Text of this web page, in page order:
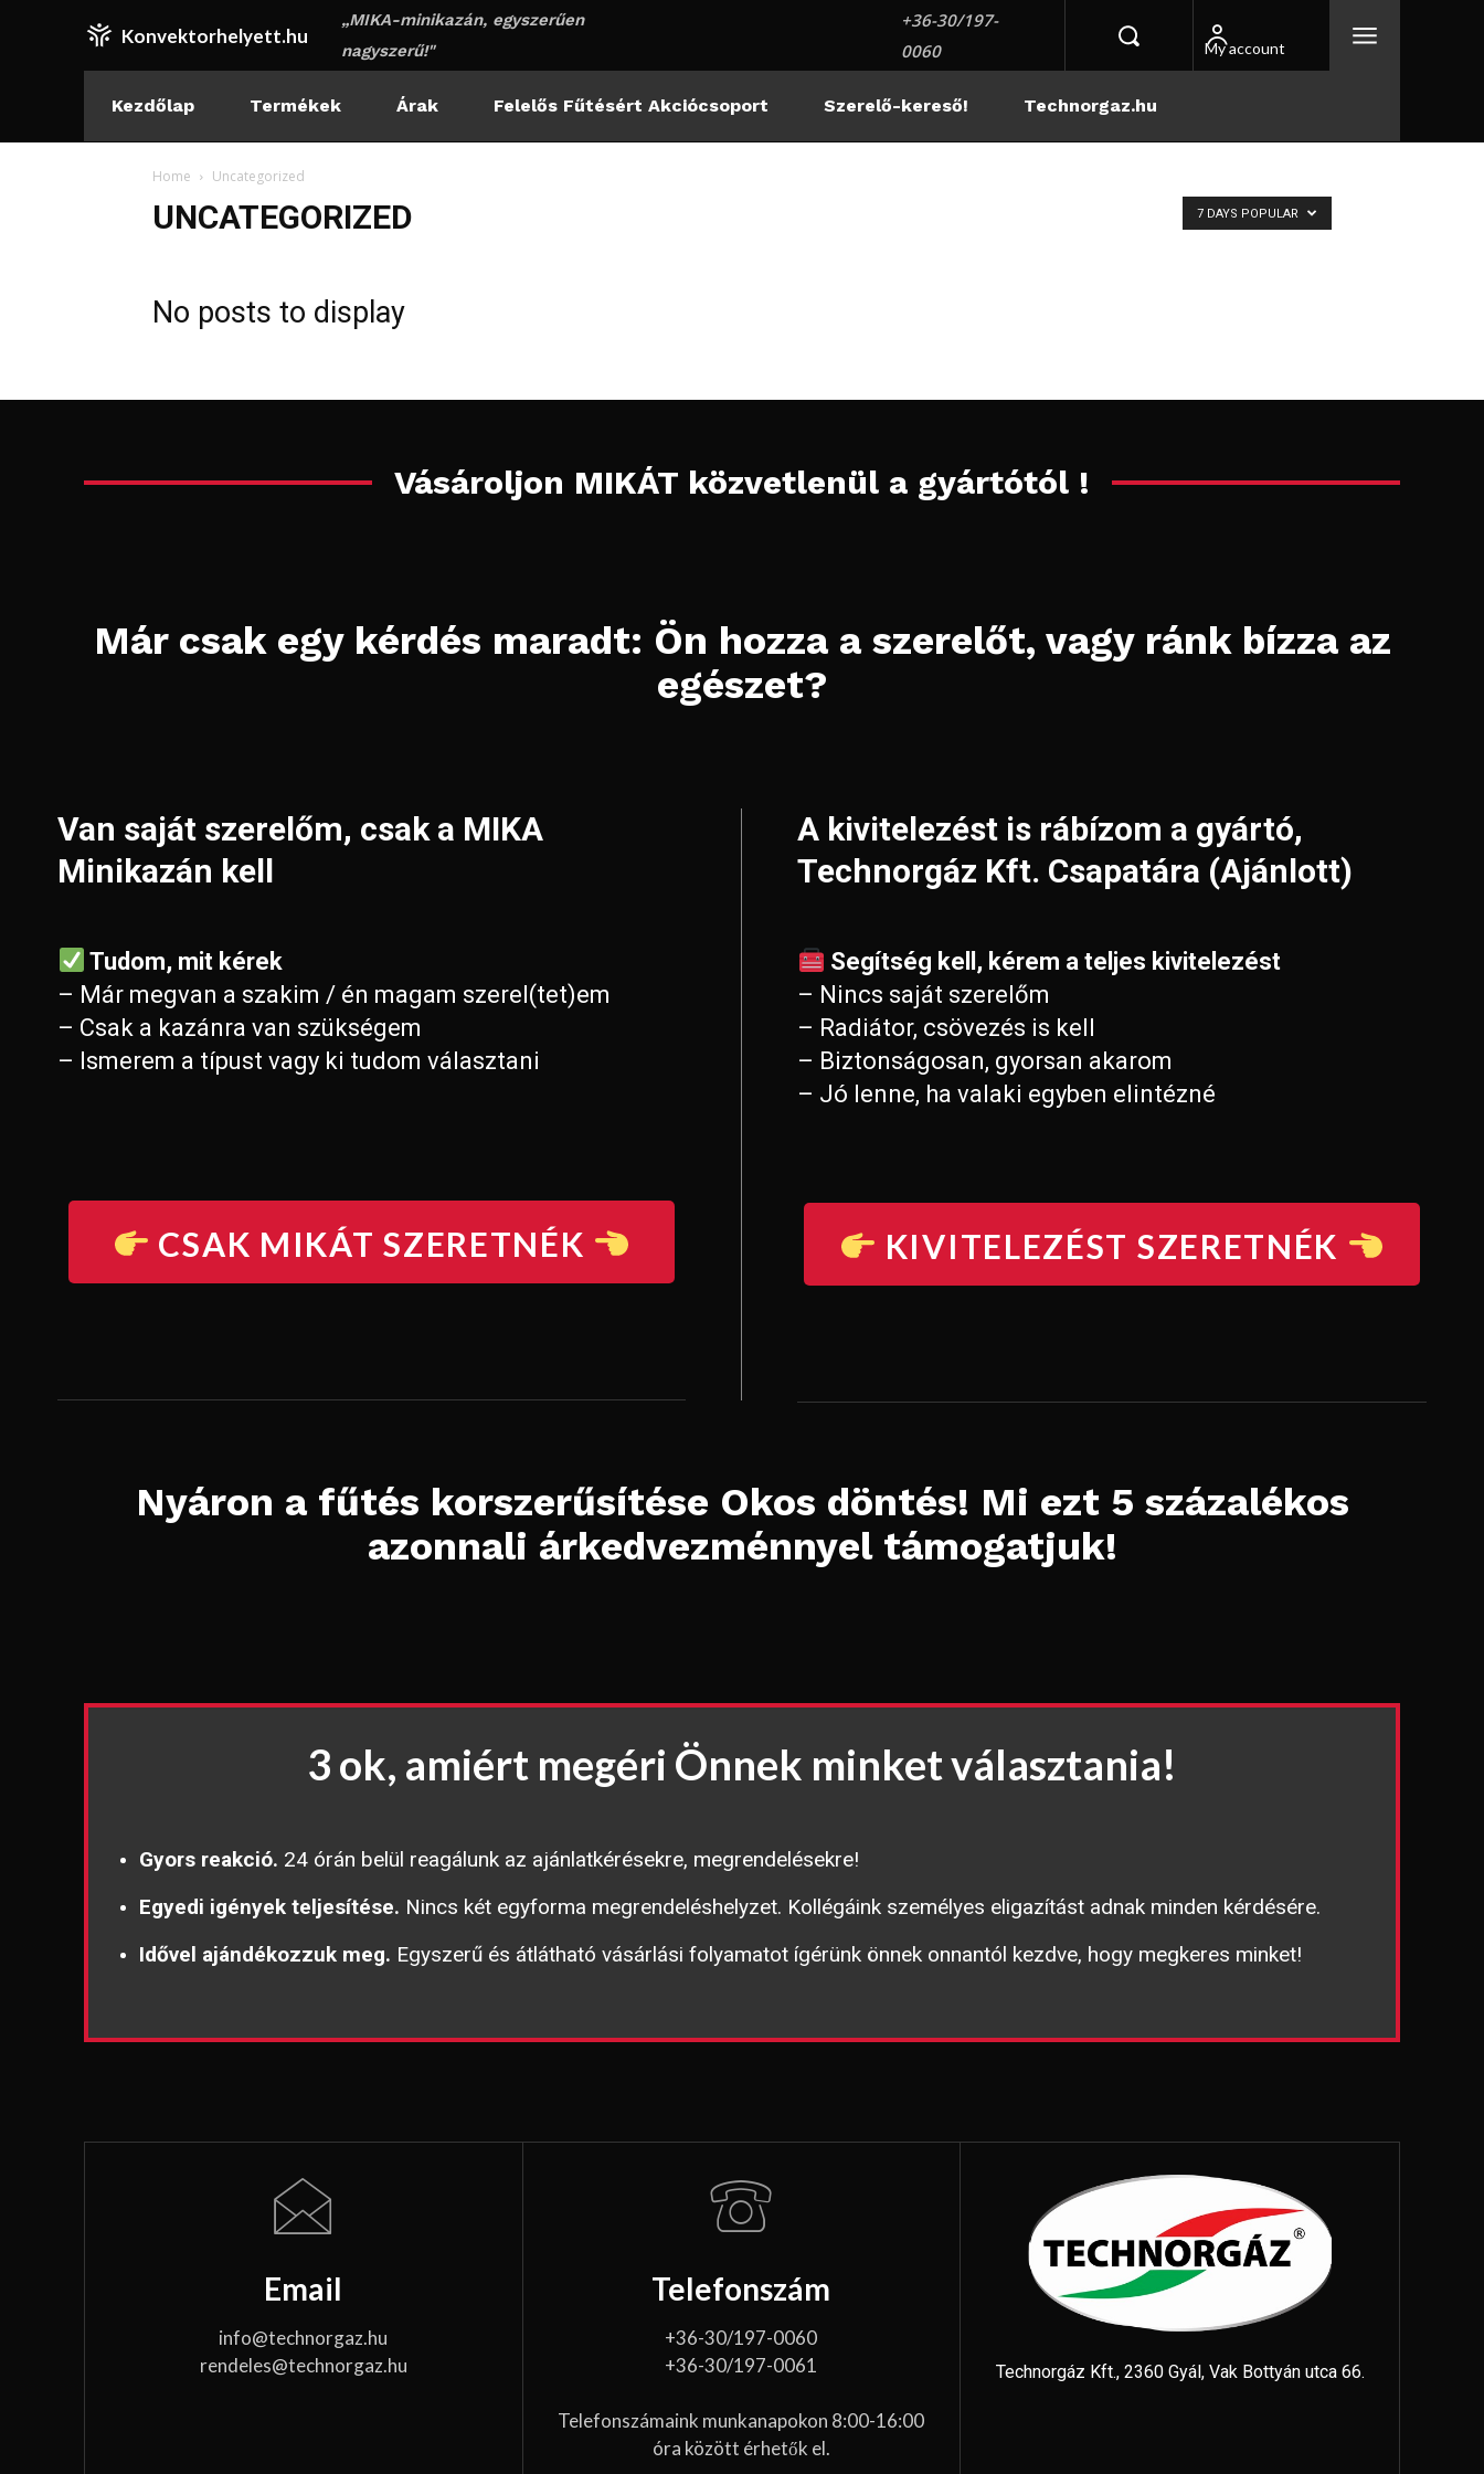
Konvektorhelyett.hu
„MIKA-minikazán, egyszerűen
nagyszerű!"
+36-30/197-
0060
My account
Kezdőlap Termékek Árak Felelős Fűtésért Akciócsoport Szerelő-kereső! Technorgaz.hu
Home Uncategorized
UNCATEGORIZED 7 DAYS POPULAR
No posts to display
Vásároljon MIKÁT közvetlenül a gyártótól !
Már csak egy kérdés maradt: Ön hozza a szerelőt, vagy ránk bízza az
egészet?
Van saját szerelőm, csak a MIKA
Minikazán kell
Tudom, mit kérek
– Már megvan a szakim / én magam szerel(tet)em
– Csak a kazánra van szükségem
– Ismerem a típust vagy ki tudom választani
CSAK MIKÁT SZERETNÉK
A kivitelezést is rábízom a gyártó,
Technorgáz Kft. Csapatára (Ajánlott)
Segítség kell, kérem a teljes kivitelezést
– Nincs saját szerelőm
– Radiátor, csövezés is kell
– Biztonságosan, gyorsan akarom
– Jó lenne, ha valaki egyben elintézné
KIVITELEZÉST SZERETNÉK
Nyáron a fűtés korszerűsítése Okos döntés! Mi ezt 5 százalékos
azonnali árkedvezménnyel támogatjuk!
3 ok, amiért megéri Önnek minket választania!
Gyors reakció. 24 órán belül reagálunk az ajánlatkérésekre, megrendelésekre!
Egyedi igények teljesítése. Nincs két egyforma megrendeléshelyzet. Kollégáink személyes eligazítást adnak minden kérdésére.
Idővel ajándékozzuk meg. Egyszerű és átlátható vásárlási folyamatot ígérünk önnek onnantól kezdve, hogy megkeres minket!
Email
info@technorgaz.hu
rendeles@technorgaz.hu
Telefonszám
+36-30/197-0060
+36-30/197-0061
Telefonszámaink munkanapokon 8:00-16:00
óra között érhetők el.
Technorgáz Kft., 2360 Gyál, Vak Bottyán utca 66.